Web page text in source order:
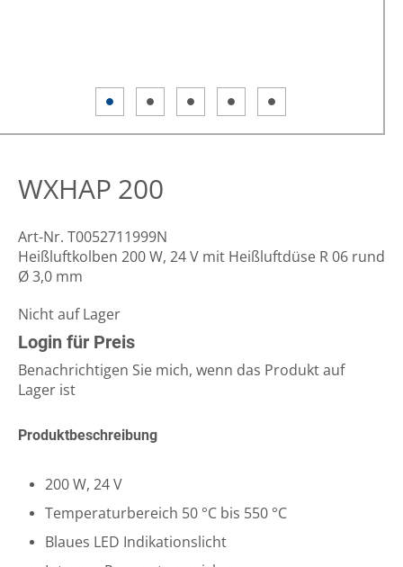
WXHAP 200
Art-Nr. T0052711999N
Heißluftkolben 200 W, 24 V mit Heißluftdüse R 06 rund
Ø 3,0 mm
Nicht auf Lager
Login für Preis
Benachrichtigen Sie mich, wenn das Produkt auf
Lager ist
Produktbeschreibung
200 W, 24 V
Temperaturbereich 50 °C bis 550 °C
Blaues LED Indikationslicht